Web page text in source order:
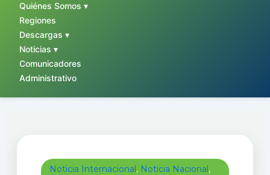
Quiénes Somos ▾
Regiones
Descargas ▾
Noticias ▾
Comunicadores
Administrativo
Noticia Internacional, Noticia Nacional,